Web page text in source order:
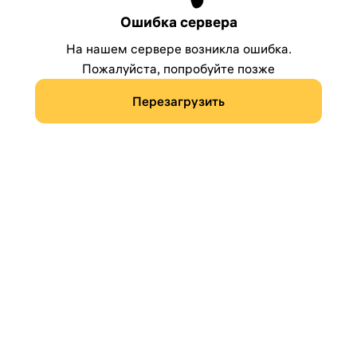
Ошибка сервера
На нашем сервере возникла ошибка.
Пожалуйста, попробуйте позже
Перезагрузить